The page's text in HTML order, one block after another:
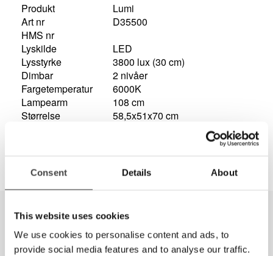
Consent Details About
This website uses cookies
We use cookies to personalise content and ads, to
provide social media features and to analyse our traffic.
Produkt
Lumi
Art nr
D35500
HMS nr
Lyskilde
LED
Lysstyrke
3800 lux (30 cm)
Dimbar
2 nivåer
Fargetemperatur
6000K
Lampearm
108 cm
Størrelse
58,5x51x70 cm
Tilbehør